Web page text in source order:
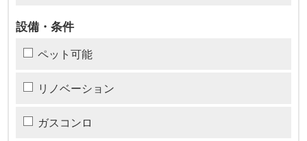
設備・条件
ペット可能
リノベーション
ガスコンロ